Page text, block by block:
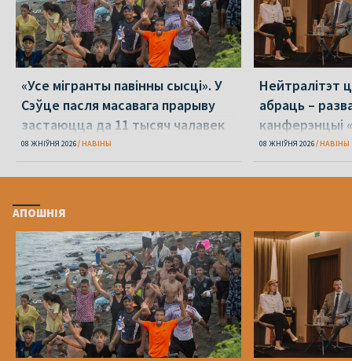
«Усе мігранты павінны сысці». У
Сэўце пасля масавага прарыву
застаюцца да 11 тысяч чалавек
08 ЖНІЎНЯ 2026 НАВІНЫ
Нейтралітэт
абраць –
канферэнцыі
08 ЖНІЎНЯ 2026 НАВІНЫ
АПОШНІЯ